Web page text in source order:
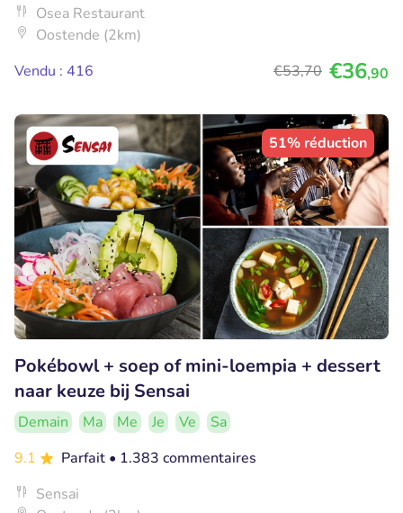
Osea Restaurant
Oostende (2km)
Vendu : 416
€53,70 €36,90
51% réduction
Pokébowl + soep of mini-loempia + dessert
naar keuze bij Sensai
Demain Ma Me Je Ve
Sa
9.1
Parfait • 1.383 commentaires
Sensai